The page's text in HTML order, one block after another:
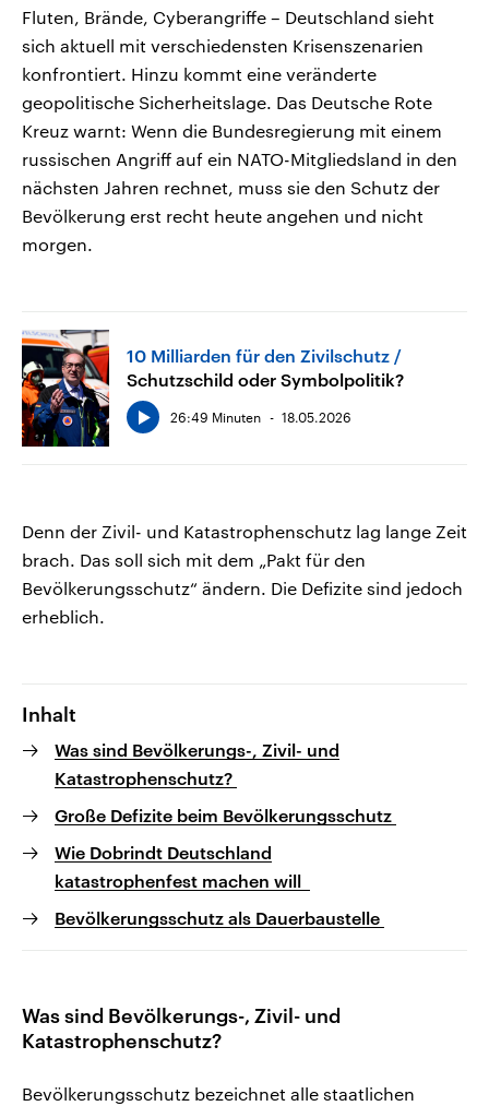
Fluten, Brände, Cyberangriffe – Deutschland sieht
sich aktuell mit verschiedensten Krisenszenarien
konfrontiert. Hinzu kommt eine veränderte
geopolitische Sicherheitslage. Das Deutsche Rote
Kreuz warnt: Wenn die Bundesregierung mit einem
russischen Angriff auf ein NATO-Mitgliedsland in den
nächsten Jahren rechnet, muss sie den Schutz der
Bevölkerung erst recht heute angehen und nicht
morgen.
10 Milliarden für den Zivilschutz
Schutzschild oder Symbolpolitik?
26:49 Minuten 18.05.2026
Denn der Zivil- und Katastrophenschutz lag lange Zeit
brach. Das soll sich mit dem „Pakt für den
Bevölkerungsschutz“ ändern. Die Defizite sind jedoch
erheblich.
Inhalt
Was sind Bevölkerungs-, Zivil- und
Katastrophenschutz?
Große Defizite beim Bevölkerungsschutz
Wie Dobrindt Deutschland
katastrophenfest machen will
Bevölkerungsschutz als Dauerbaustelle
Was sind Bevölkerungs-, Zivil- und
Katastrophenschutz?
Bevölkerungsschutz bezeichnet alle staatlichen